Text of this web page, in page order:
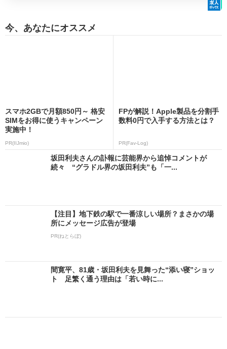
今、あなたにオススメ
スマホ2GBで月額850円～ 格安
SIMをお得に使うキャンペーン
実施中！
PR(IIJmio)
FPが解説！Apple製品を分割手
数料0円で入手する方法とは？
PR(Fav-Log)
坂田利夫さんの訃報に芸能界から追悼コメントが
続々 “グラドル界の坂田利夫”も「一...
【注目】地下鉄の駅で一番涼しい場所？まさかの場
所にメッセージ広告が登場
PR(ねとらぼ)
間寛平、81歳・坂田利夫を見舞った“添い寝”ショッ
ト 足繁く通う理由は「若い時に...